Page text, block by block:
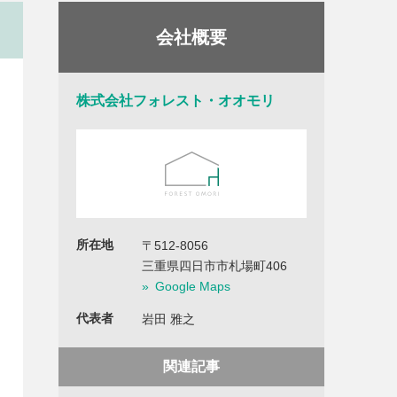
会社概要
株式会社フォレスト・オオモリ
所在地
〒512-8056
三重県四日市市札場町406
Google Maps
代表者 岩田 雅之
関連記事